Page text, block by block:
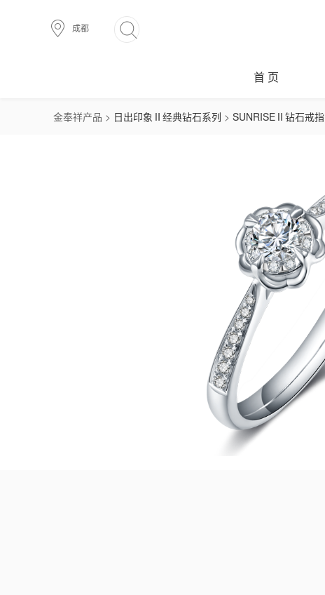
成都
首 页
金奉祥产品 > 日出印象Ⅱ经典钻石系列 > SUNRISEⅡ钻石戒指